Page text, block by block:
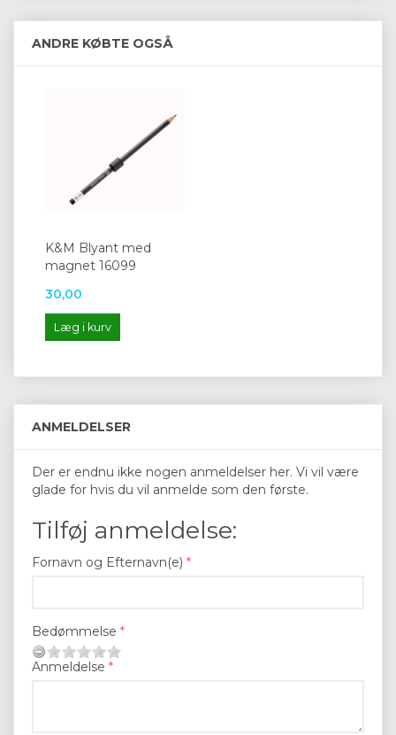
ANDRE KØBTE OGSÅ
K&M Blyant med
magnet 16099
30,00
Læg i kurv
ANMELDELSER
Der er endnu ikke nogen anmeldelser her. Vi vil være
glade for hvis du vil anmelde som den første.
Tilføj anmeldelse:
Fornavn og Efternavn(e)
Bedømmelse
Anmeldelse